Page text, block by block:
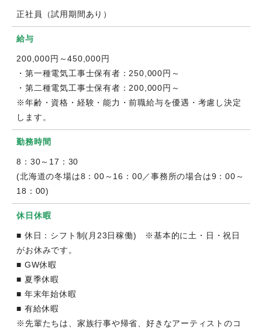
正社員（試用期間あり）
給与
200,000円～450,000円
・第一種電気工事士保有者：250,000円～
・第二種電気工事士保有者：200,000円～
※年齢・資格・経験・能力・前職給与を優遇・考慮し決定
します。
勤務時間
8：30～17：30
(北海道の冬場は8：00～16：00／事務所の場合は9：00～
18：00)
休日休暇
■ 休日：シフト制(月23日稼働) ※基本的に土・日・祝日
がお休みです。
■ GW休暇
■ 夏季休暇
■ 年末年始休暇
■ 有給休暇
※先輩たちは、家族行事や帰省、好きなアーティストのコ